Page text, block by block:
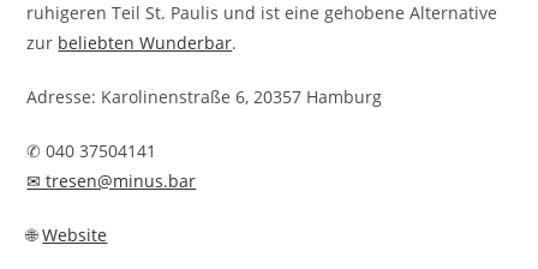
ruhigeren Teil St. Paulis und ist eine gehobene Alternative
zur beliebten Wunderbar.
Adresse: Karolinenstraße 6, 20357 Hamburg
✆ 040 37504141
✉ tresen@minus.bar
🌐Website